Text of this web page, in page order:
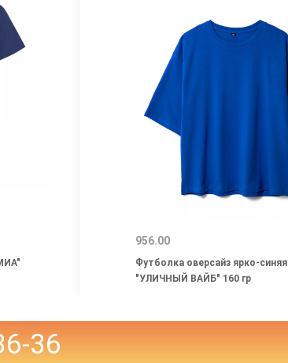
956.00
Футболка оверсайз ярко-синяя
"УЛИЧНЫЙ ВАЙБ" 160 гр
36